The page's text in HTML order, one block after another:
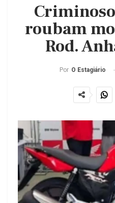
roubam
Rod.
Por O Estagiário